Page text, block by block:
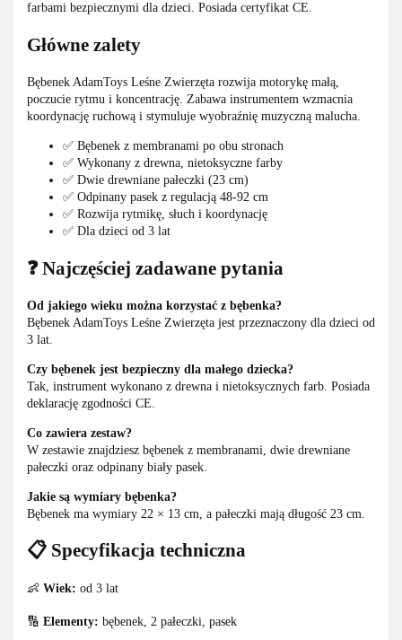
farbami bezpiecznymi dla dzieci. Posiada certyfikat CE.
Główne zalety
Bębenek AdamToys Leśne Zwierzęta rozwija motorykę małą,
poczucie rytmu i koncentrację. Zabawa instrumentem wzmacnia
koordynację ruchową i stymuluje wyobraźnię muzyczną malucha.
✅ Bębenek z membranami po obu stronach
✅ Wykonany z drewna, nietoksyczne farby
✅ Dwie drewniane pałeczki (23 cm)
✅ Odpinany pasek z regulacją 48-92 cm
✅ Rozwija rytmikę, słuch i koordynację
✅ Dla dzieci od 3 lat
❓ Najczęściej zadawane pytania
Od jakiego wieku można korzystać z bębenka?
Bębenek AdamToys Leśne Zwierzęta jest przeznaczony dla dzieci od
3 lat.
Czy bębenek jest bezpieczny dla małego dziecka?
Tak, instrument wykonano z drewna i nietoksycznych farb. Posiada
deklarację zgodności CE.
Co zawiera zestaw?
W zestawie znajdziesz bębenek z membranami, dwie drewniane
pałeczki oraz odpinany biały pasek.
Jakie są wymiary bębenka?
Bębenek ma wymiary 22 × 13 cm, a pałeczki mają długość 23 cm.
📋 Specyfikacja techniczna
👶 Wiek: od 3 lat
🔢 Elementy: bębenek, 2 pałeczki, pasek